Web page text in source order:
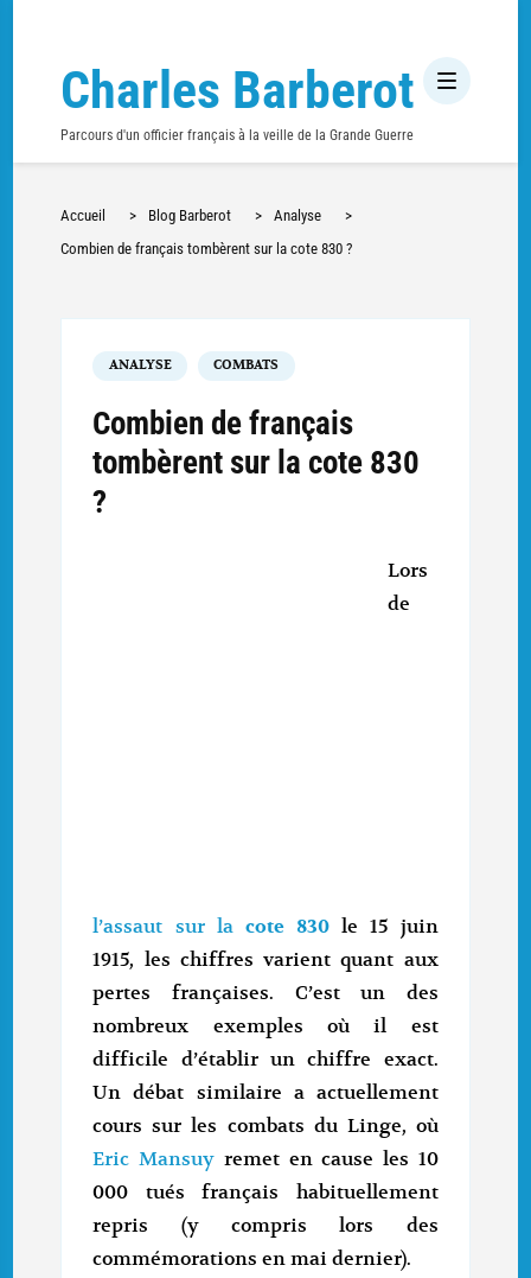
Charles Barberot
Parcours d'un officier français à la veille de la Grande Guerre
Accueil > Blog Barberot > Analyse
>
Combien de français tombèrent sur la cote 830 ?
ANALYSE COMBATS
Combien de français
tombèrent sur la cote 830
?
Lors
de
l’assaut sur la cote 830 le 15 juin
1915, les chiffres varient quant aux
pertes françaises. C’est un des
nombreux exemples où il est
difficile d’établir un chiffre exact.
Un débat similaire a actuellement
cours sur les combats du Linge, où
Eric Mansuy remet en cause les 10
000 tués français habituellement
repris (y compris lors des
commémorations en mai dernier).